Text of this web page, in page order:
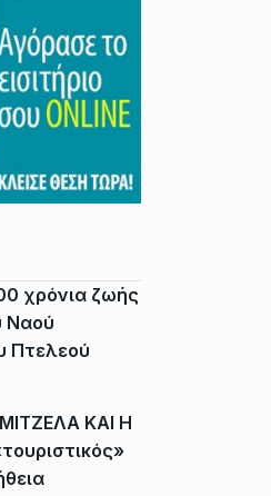
χρόνια ζωής
Ναού
Πτελεού
ΚΑΙ Η